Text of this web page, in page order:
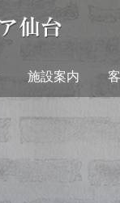
施設案内